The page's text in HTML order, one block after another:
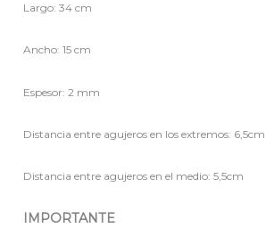
Largo: 34 cm
Ancho: 15 cm
Espesor: 2 mm
Distancia entre agujeros en los extremos: 6,5cm
Distancia entre agujeros en el medio: 5,5cm
IMPORTANTE